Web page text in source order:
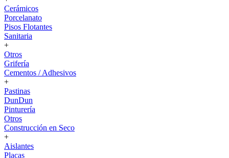
Cerámicos
Porcelanato
Pisos Flotantes
Sanitaria
+
Otros
Grifería
Cementos / Adhesivos
+
Pastinas
DunDun
Pinturería
Otros
Construcción en Seco
+
Aislantes
Placas